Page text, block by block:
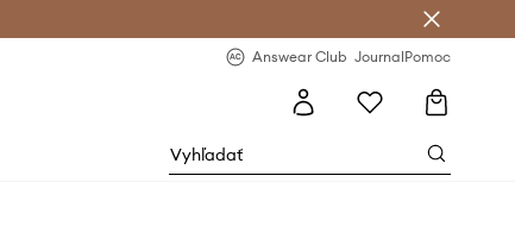
Answear Club JournalPomoc